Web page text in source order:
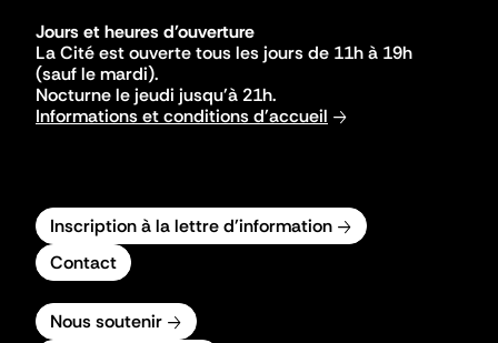
Jours et heures d'ouverture
La Cité est ouverte tous les jours de 11h à 19h
(sauf le mardi).
Nocturne le jeudi jusqu'à 21h.
Informations et conditions d'accueil
Inscription à la lettre d'information
Contact
Nous soutenir